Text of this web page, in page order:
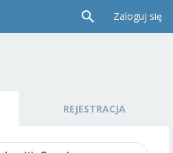
Zaloguj się
REJESTRACJA